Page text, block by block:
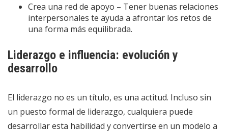
Crea una red de apoyo – Tener buenas relaciones
interpersonales te ayuda a afrontar los retos de
una forma más equilibrada.
Liderazgo e influencia: evolución y
desarrollo
El liderazgo no es un título, es una actitud. Incluso sin
un puesto formal de liderazgo, cualquiera puede
desarrollar esta habilidad y convertirse en un modelo a